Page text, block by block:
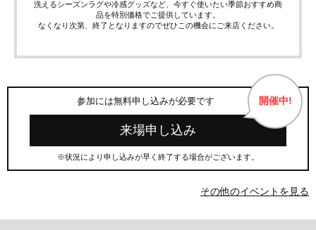
洗えるシーズンラグや冷感グッズなど、今すぐ使いたい季節おすすめ商
品を特別価格でご提供しています。
なくなり次第、終了となりますのでぜひこの機会にご来店ください。
参加には無料申し込みが必要です 開催中!
来場申し込み
※状況により申し込みが早く終了する場合がございます。
その他のイベントを見る